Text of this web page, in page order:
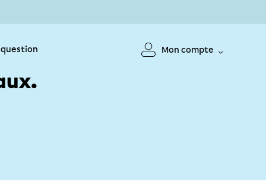
Mon compte